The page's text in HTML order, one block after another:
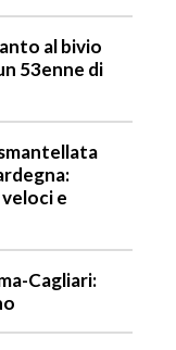
al bivio
53enne di
e
Cagliari: